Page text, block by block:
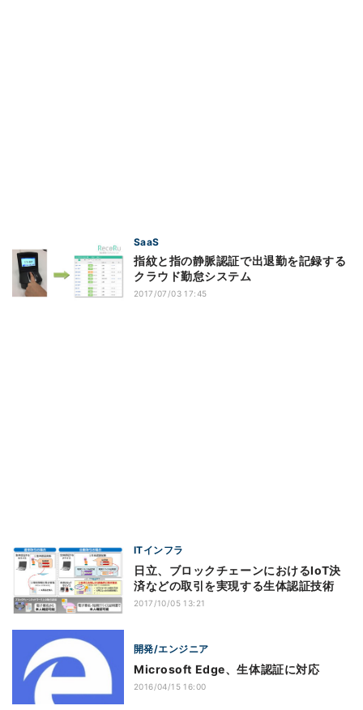
SaaS
指紋と指の静脈認証で出退勤を記録する
クラウド勤怠システム
2017/07/03 17:45
ITインフラ
日立、ブロックチェーンにおけるIoT決
済などの取引を実現する生体認証技術
2017/10/05 13:21
開発/エンジニア
Microsoft Edge、生体認証に対応
2016/04/15 16:00